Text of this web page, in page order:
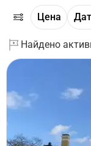
Цена
Найдено